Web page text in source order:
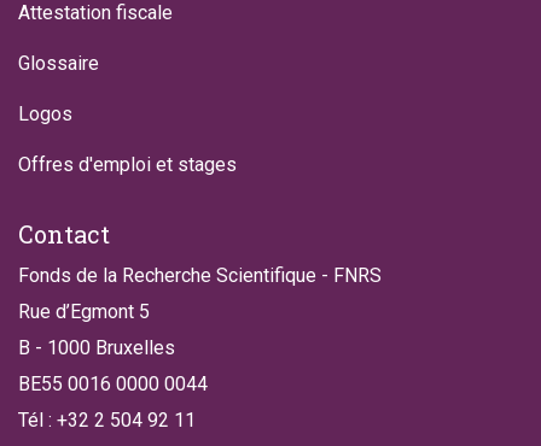
Attestation fiscale
Glossaire
Logos
Offres d'emploi et stages
Contact
Fonds de la Recherche Scientifique - FNRS
Rue d’Egmont 5
B - 1000 Bruxelles
BE55 0016 0000 0044
Tél : +32 2 504 92 11